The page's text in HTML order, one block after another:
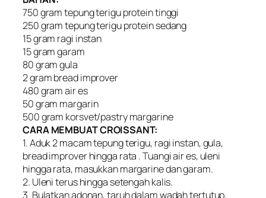
750 gram tepung terigu protein tinggi
250 gram tepung terigu protein sedang
15 gram ragi instan
15 gram garam
80 gram gula
2 gram bread improver
480 gram air es
50 gram margarin
500 gram korsvet/pastry margarine
CARA MEMBUAT CROISSANT:
1. Aduk 2 macam tepung terigu, ragi instan, gula,
bread improver hingga rata . Tuangi air es, uleni
hingga rata, masukkan margarine dan garam.
2. Uleni terus hingga setengah kalis.
3. Bulatkan adonan, taruh dalam wadah tertutup,